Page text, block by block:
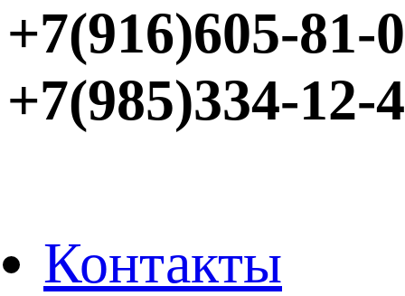
+7(916)605-81-
+7(985)334-12-
Контакты